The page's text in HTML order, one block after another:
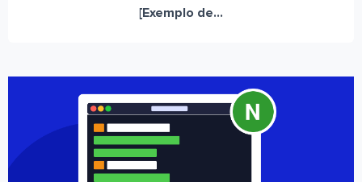
[Exemplo de...